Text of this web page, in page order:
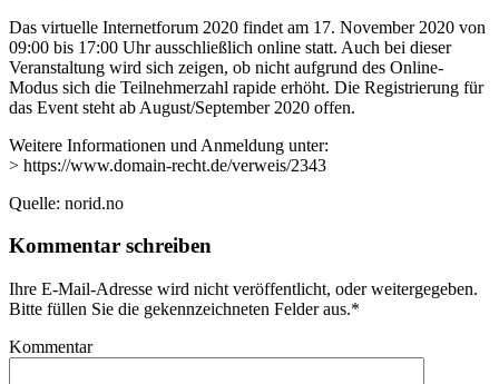
Das virtuelle Internetforum 2020 findet am 17. November 2020 von
09:00 bis 17:00 Uhr ausschließlich online statt. Auch bei dieser
Veranstaltung wird sich zeigen, ob nicht aufgrund des Online-
Modus sich die Teilnehmerzahl rapide erhöht. Die Registrierung für
das Event steht ab August/September 2020 offen.
Weitere Informationen und Anmeldung unter:
> https://www.domain-recht.de/verweis/2343
Quelle: norid.no
Kommentar schreiben
Ihre E-Mail-Adresse wird nicht veröffentlicht, oder weitergegeben.
Bitte füllen Sie die gekennzeichneten Felder aus.*
Kommentar